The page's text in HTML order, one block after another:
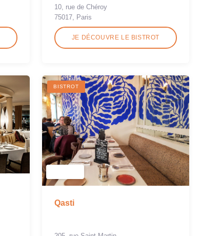
10, rue de Chéroy
75017, Paris
JE DÉCOUVRE LE BISTROT
BISTROT
Qasti